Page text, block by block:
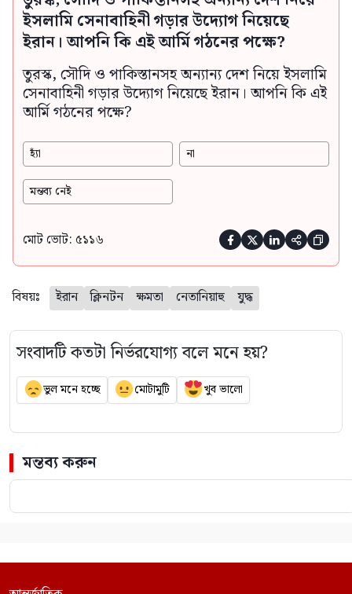
ইসলামি সেনাবাহিনী গড়ার উদ্যোগ নিয়েছে
ইরান। আপনি কি এই আর্মি গঠনের পক্ষে?
তুরস্ক, সৌদি ও পাকিস্তানসহ অন্যান্য দেশ নিয়ে ইসলামি
সেনাবাহিনী গড়ার উদ্যোগ নিয়েছে ইরান। আপনি কি এই
আর্মি গঠনের পক্ষে?
হ্যাঁ না
মন্তব্য নেই
মোট ভোট: ৫১১৬     
বিষয়ঃ ইরান ক্লিনটন ক্ষমতা নেতানিয়াহু যুদ্ধ
সংবাদটি কতটা নির্ভরযোগ্য বলে মনে হয়?
ভুল মনে হচ্ছে মোটামুটি খুব ভালো
মন্তব্য করুন